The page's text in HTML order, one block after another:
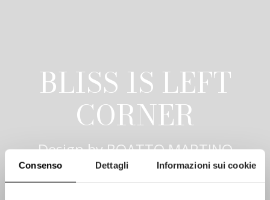
Consenso Dettagli Informazioni sui cookie
BLISS 1S LEFT
CORNER
Design byBOATTO MARTINO
studio